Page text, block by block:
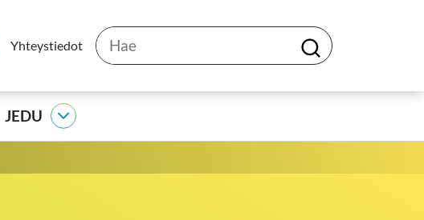
Yhteystiedot Hae
H
a
JEDU
JEDU
alasivut